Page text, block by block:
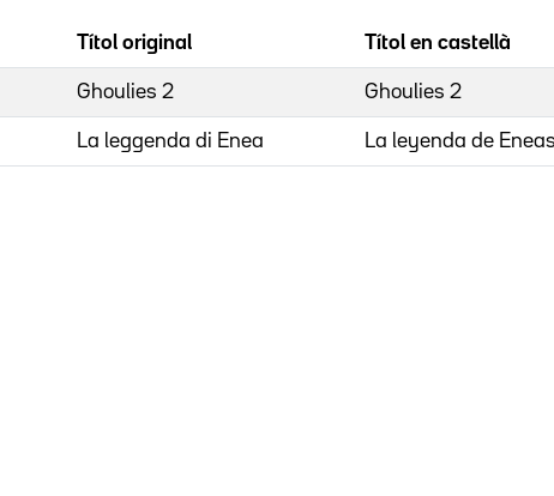
Títol original Títol en castellà
Ghoulies 2 Ghoulies 2
La leggenda di Enea La leyenda de Eneas